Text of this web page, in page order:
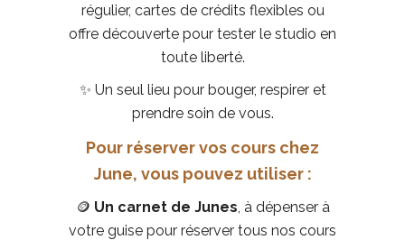
régulier, cartes de crédits flexibles ou
offre découverte pour tester le studio en
toute liberté.
✨ Un seul lieu pour bouger, respirer et
prendre soin de vous.
Pour réserver vos cours chez
June, vous pouvez utiliser :
🪙 Un carnet de Junes , à dépenser à
votre guise pour réserver tous nos cours